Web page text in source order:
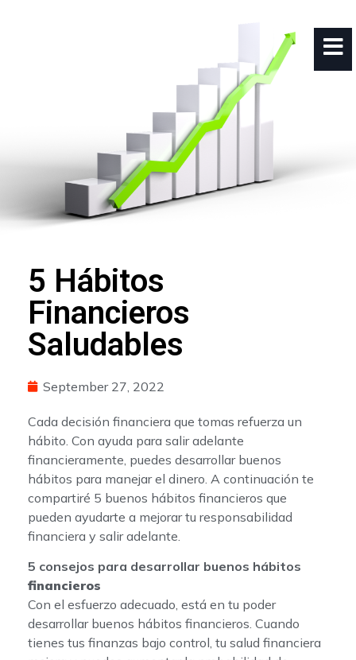
5 Hábitos
Financieros
Saludables
September 27, 2022
Cada decisión financiera que tomas refuerza un
hábito. Con ayuda para salir adelante
financieramente, puedes desarrollar buenos
hábitos para manejar el dinero. A continuación te
compartiré 5 buenos hábitos financieros que
pueden ayudarte a mejorar tu responsabilidad
financiera y salir adelante.
5 consejos para desarrollar buenos hábitos
financieros
Con el esfuerzo adecuado, está en tu poder
desarrollar buenos hábitos financieros. Cuando
tienes tus finanzas bajo control, tu salud financiera